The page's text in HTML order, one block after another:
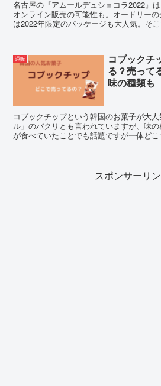
名古屋の『アムールデュショコラ2022』
オンライン販売の可能性も。オードリー
は2022年限定のパッケージも大人気。そ
通販
コブックチ
る？売って
味の種類も
コブックチップという韓国のお菓子が大
ル」のパクリとも言われていますが、味
が食べていたことでも話題ですが一体ど
スポンサーリ